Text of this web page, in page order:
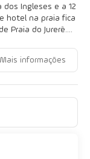
Ingleses e a 12
Praia do Jurerê.
recreativas,
e uma banheira
com frigobares e
para navegar
Mais informações